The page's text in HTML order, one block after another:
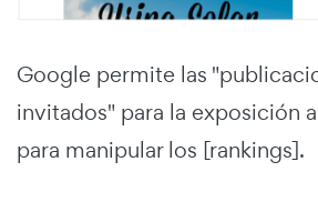
Google permite las
invitados" para la exposición
para manipular los [rankings].